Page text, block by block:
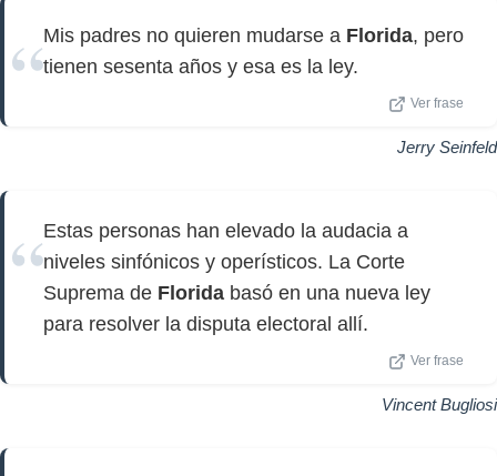
Mis padres no quieren mudarse a Florida, pero
tienen sesenta años y esa es la ley.
Ver frase
Jerry Seinfeld
Estas personas han elevado la audacia a
niveles sinfónicos y operísticos. La Corte
Suprema de Florida basó en una nueva ley
para resolver la disputa electoral allí.
Ver frase
Vincent Bugliosi